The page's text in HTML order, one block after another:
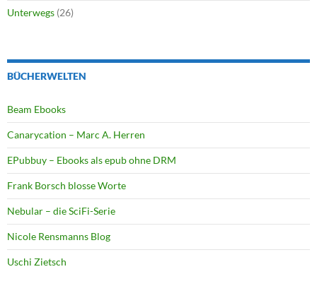
Unterwegs (26)
BÜCHERWELTEN
Beam Ebooks
Canarycation – Marc A. Herren
EPubbuy – Ebooks als epub ohne DRM
Frank Borsch blosse Worte
Nebular – die SciFi-Serie
Nicole Rensmanns Blog
Uschi Zietsch